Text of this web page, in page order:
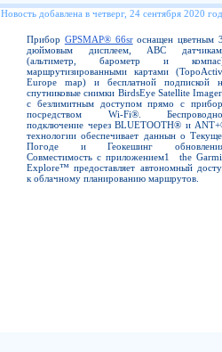
Новость добавлена в четверг, 24 сентября 2020
Прибор GPSMAP® 66srоснащен цветным
дюймовым дисплеем, ABC
(альтиметр, барометр и
маршрутизированными картами
Europe map) и бесплатной подпиской
спутниковые снимки BirdsEye Satellite
с безлимитным доступом прямо с
посредством Wi-Fi®.
подключение через BLUETOOTH® и
технологии обеспечивает даннын о
Погоде и Геокешинг
Совместимость с приложением1 the
Explore™ предоставляет автономный
к облачному планированию маршрутов.